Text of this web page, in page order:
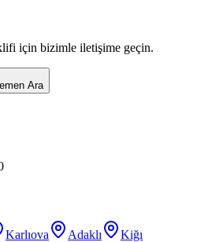
için bizimle iletişime geçin.
Ara
Karlıova Adaklı Kiğı